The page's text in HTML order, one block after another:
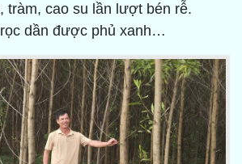
tràm, cao su lần lượt bén rễ.
dần được phủ xanh…